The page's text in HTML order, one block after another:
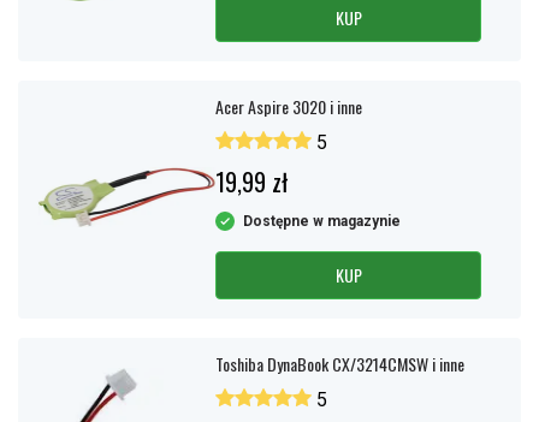
KUP
Acer Aspire 3020 i inne
5
19,99 zł
Dostępne w magazynie
KUP
Toshiba DynaBook CX/3214CMSW i inne
5